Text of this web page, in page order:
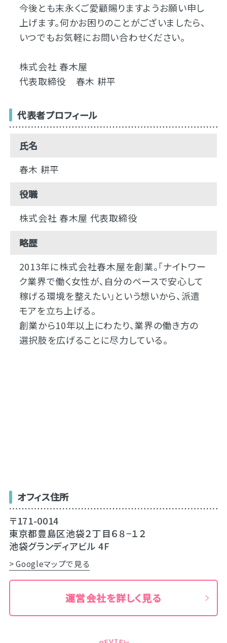
今後とも末永くご愛顧賜りますようお願い申し
上げます。何かお困りのことがございましたら、
いつでもお気軽にお問い合わせください。
株式会社 春木屋
代表取締役 春木 耕平
代表者プロフィール
氏名
春木 耕平
役職
株式会社 春木屋 代表取締役
略歴
2013年に株式会社春木屋を創業。「ナイトワー
ク業界で働く女性が、自分のペースで安心して
稼げる環境を整えたい」という想いから、派遣
モアを立ち上げる。
創業から10年以上にわたり、業界の働き方の
選択肢を広げることに尽力している。
オフィス住所
〒171-0014
東京都豊島区池袋２丁目６８−１２
池袋グランディアビル 4F
> Googleマップで見る
運営会社を詳しく見る